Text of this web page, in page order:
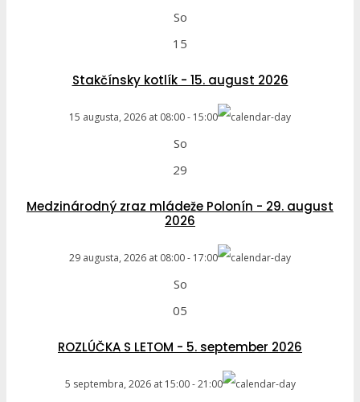
So
15
Stakčínsky kotlík - 15. august 2026
15 augusta, 2026 at 08:00- 15:00
So
29
Medzinárodný zraz mládeže Polonín - 29. august
2026
29 augusta, 2026 at 08:00- 17:00
So
05
ROZLÚČKA S LETOM - 5. september 2026
5 septembra, 2026 at 15:00-21:00